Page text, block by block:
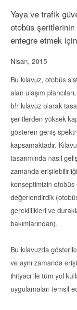
Yaya ve trafik
otobüs şeritlerinin
entegre etmek
Nisan, 2015
Bu kılavuz, otobüs
alan ulaşım
b!r kılavuz olarak
şeritlerden yüksek
gösteren geniş
kapsamaktadır.
tasarımında nasıl
zamanda
konseptimizin otobüs
değerlendirdik
gereklilikleri ve
bakımlarından).
Bu kılavuzda
ve aynı zamanda
ihityacı ile tüm yol
uygulamaları temsil